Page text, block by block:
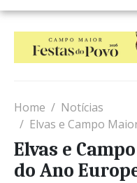
Home
Notícias
Elvas e Campo Maior
Elvas e
do Ano